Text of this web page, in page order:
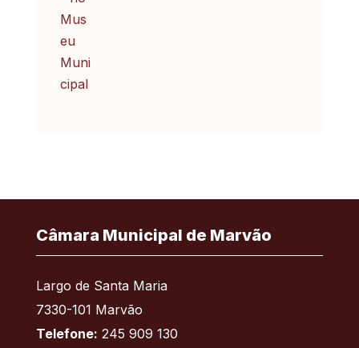
Câmara Municipal de Marvão
Largo de Santa Maria
7330-101 Marvão
Telefone: 245 909 130